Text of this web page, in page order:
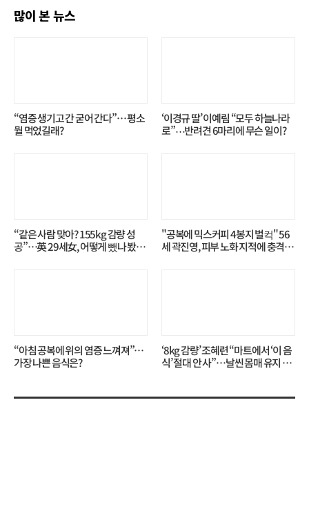
많이 본 뉴스
“염증 생기고 간 굳어 간다”… 평소
뭘 먹었길래?
‘이경규 딸’ 이예림 “모두 하늘나라
로”⋯반려견 6마리에 무슨 일이?
“같은 사람 맞아? 155kg 감량 성
공”…英 29세女, 어떻게 뺐나 봤더
"공복에 믹스커피 4봉지 벌컥" 56
세 곽진영, 피부 노화 지적에 충격…
“아침 공복에 위의 염증 느껴져”…
가장 나쁜 음식은?
‘8kg 감량’ 조혜련 “마트에서 ‘이 음
식’ 절대 안 사”…날씬 몸매 유지 비